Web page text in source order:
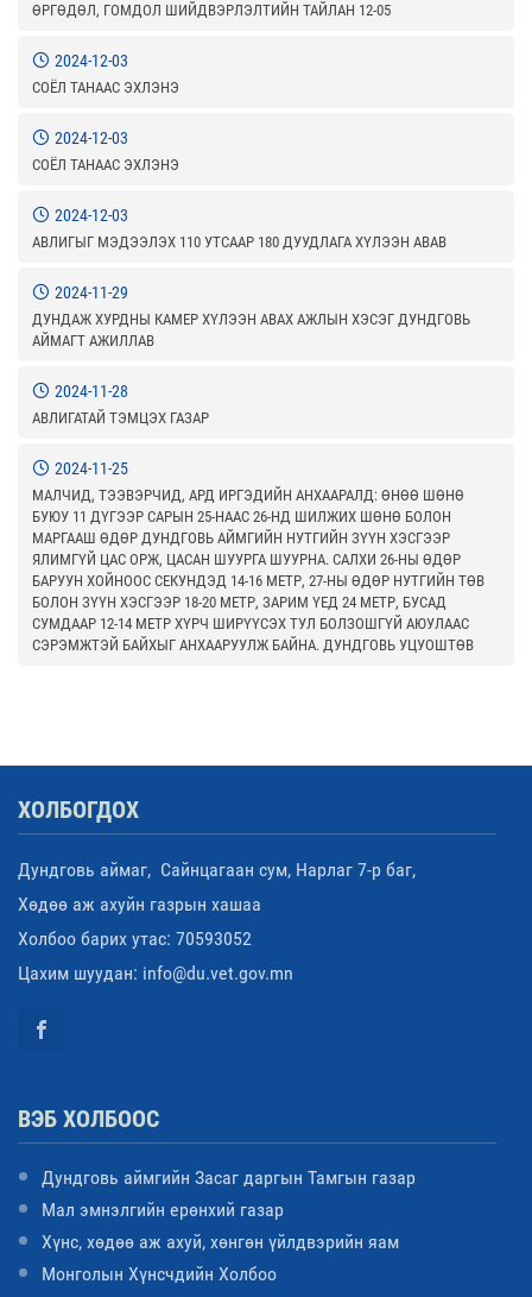
ӨРГӨДӨЛ, ГОМДОЛ ШИЙДВЭРЛЭЛТИЙН ТАЙЛАН 12-05
2024-12-03
СОЁЛ ТАНААС ЭХЛЭНЭ
2024-12-03
СОЁЛ ТАНААС ЭХЛЭНЭ
2024-12-03
АВЛИГЫГ МЭДЭЭЛЭХ 110 УТСААР 180 ДУУДЛАГА ХҮЛЭЭН АВАВ
2024-11-29
ДУНДАЖ ХУРДНЫ КАМЕР ХҮЛЭЭН АВАХ АЖЛЫН ХЭСЭГ ДУНДГОВЬ
АЙМАГТ АЖИЛЛАВ
2024-11-28
АВЛИГАТАЙ ТЭМЦЭХ ГАЗАР
2024-11-25
МАЛЧИД, ТЭЭВЭРЧИД, АРД ИРГЭДИЙН АНХААРАЛД: ӨНӨӨ ШӨНӨ
БУЮУ 11 ДҮГЭЭР САРЫН 25-НААС 26-НД ШИЛЖИХ ШӨНӨ БОЛОН
МАРГААШ ӨДӨР ДУНДГОВЬ АЙМГИЙН НУТГИЙН ЗҮҮН ХЭСГЭЭР
ЯЛИМГҮЙ ЦАС ОРЖ, ЦАСАН ШУУРГА ШУУРНА. САЛХИ 26-НЫ ӨДӨР
БАРУУН ХОЙНООС СЕКУНДЭД 14-16 МЕТР, 27-НЫ ӨДӨР НУТГИЙН ТӨВ
БОЛОН ЗҮҮН ХЭСГЭЭР 18-20 МЕТР, ЗАРИМ ҮЕД 24 МЕТР, БУСАД
СУМДААР 12-14 МЕТР ХҮРЧ ШИРҮҮСЭХ ТУЛ БОЛЗОШГҮЙ АЮУЛААС
СЭРЭМЖТЭЙ БАЙХЫГ АНХААРУУЛЖ БАЙНА. ДУНДГОВЬ УЦУОШТӨВ
ХОЛБОГДОХ
Дундговь аймаг, Сайнцагаан сум, Нарлаг 7-р баг,
Хөдөө аж ахуйн газрын хашаа
Холбоо барих утас: 70593052
Цахим шуудан: info@du.vet.gov.mn
ВЭБ ХОЛБООС
Дундговь аймгийн Засаг даргын Тамгын газар
Мал эмнэлгийн ерөнхий газар
Хүнс, хөдөө аж ахуй, хөнгөн үйлдвэрийн яам
Монголын Хүнсчдийн Холбоо